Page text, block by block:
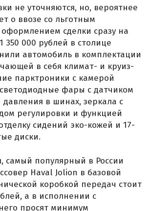
не уточняются, но, вероятнее
о ввозе со льготным
оформлением сделки сразу на
350 000 рублей в столице
автомобиль в комплектации
в себя климат- и круиз-
парктроники с камерой
фары с датчиком
давления в шинах, зеркала с
регулировки и функцией
сидений эко-кожей и 17-
диски.
самый популярный в России
Haval Jolion в базовой
коробкой передач стоит
а в исполнении с
просят минимум